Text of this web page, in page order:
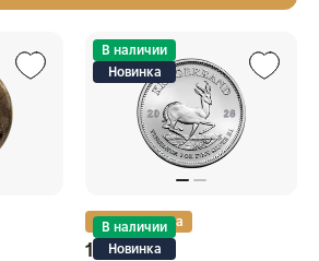
В наличии
Новинка
Золотая карта
В наличии
Новинка
10 000 ₽